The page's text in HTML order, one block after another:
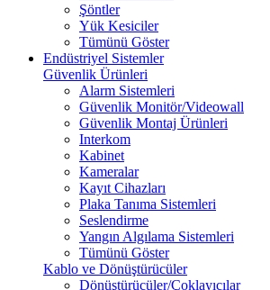
Şöntler
Yük Kesiciler
Tümünü Göster
Endüstriyel Sistemler
Güvenlik Ürünleri
Alarm Sistemleri
Güvenlik Monitör/Videowall
Güvenlik Montaj Ürünleri
Interkom
Kabinet
Kameralar
Kayıt Cihazları
Plaka Tanıma Sistemleri
Seslendirme
Yangın Algılama Sistemleri
Tümünü Göster
Kablo ve Dönüştürücüler
Dönüştürücüler/Çoklayıcılar